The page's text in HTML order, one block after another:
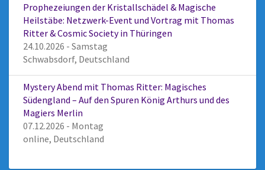
Prophezeiungen der Kristallschädel & Magische
Heilstäbe: Netzwerk-Event und Vortrag mit Thomas
Ritter & Cosmic Society in Thüringen
24.10.2026 - Samstag
Schwabsdorf, Deutschland
Mystery Abend mit Thomas Ritter: Magisches
Südengland – Auf den Spuren König Arthurs und des
Magiers Merlin
07.12.2026 - Montag
online, Deutschland